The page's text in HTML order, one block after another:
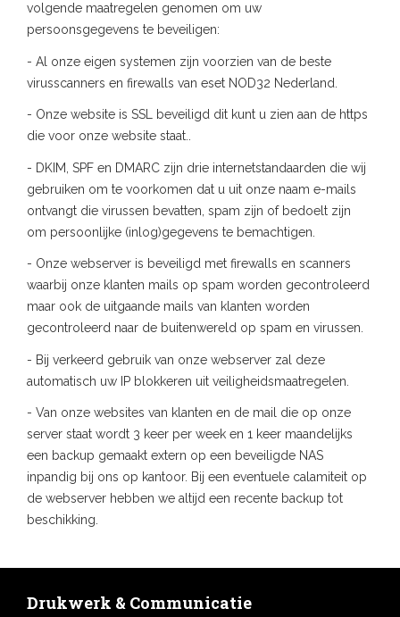
volgende maatregelen genomen om uw
persoonsgegevens te beveiligen:
- Al onze eigen systemen zijn voorzien van de beste
virusscanners en firewalls van eset NOD32 Nederland.
- Onze website is SSL beveiligd dit kunt u zien aan de https
die voor onze website staat..
- DKIM, SPF en DMARC zijn drie internetstandaarden die wij
gebruiken om te voorkomen dat u uit onze naam e-mails
ontvangt die virussen bevatten, spam zijn of bedoelt zijn
om persoonlijke (inlog)gegevens te bemachtigen.
- Onze webserver is beveiligd met firewalls en scanners
waarbij onze klanten mails op spam worden gecontroleerd
maar ook de uitgaande mails van klanten worden
gecontroleerd naar de buitenwereld op spam en virussen.
- Bij verkeerd gebruik van onze webserver zal deze
automatisch uw IP blokkeren uit veiligheidsmaatregelen.
- Van onze websites van klanten en de mail die op onze
server staat wordt 3 keer per week en 1 keer maandelijks
een backup gemaakt extern op een beveiligde NAS
inpandig bij ons op kantoor. Bij een eventuele calamiteit op
de webserver hebben we altijd een recente backup tot
beschikking.
Drukwerk & Communicatie